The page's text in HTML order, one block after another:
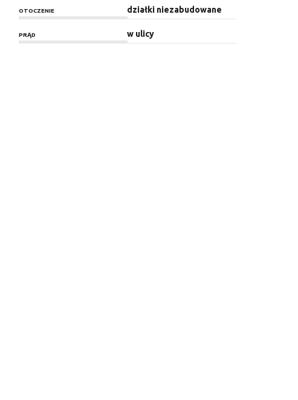
OTOCZENIE działki niezabudowane
PRĄD w ulicy